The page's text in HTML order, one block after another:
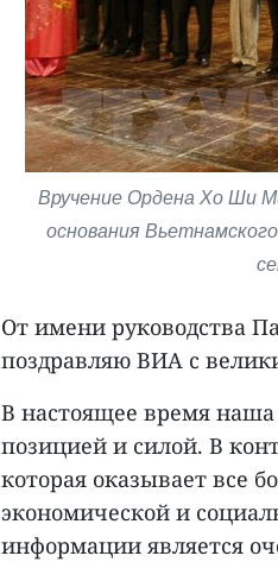
Вручение Ордена Хо Ши
основания
От имени руководства
поздравляю ВИА с
В настоящее время наша
позицией и силой. В
которая оказывает все
экономической и
информации является